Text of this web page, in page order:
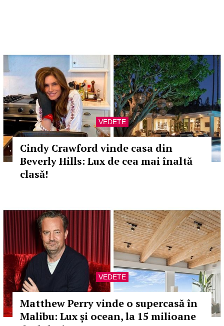
VEDETE
Cindy Crawford vinde casa din
Beverly Hills: Lux de cea mai înaltă
clasă!
VEDETE
Matthew Perry vinde o supercasă în
Malibu: Lux și ocean, la 15 milioane